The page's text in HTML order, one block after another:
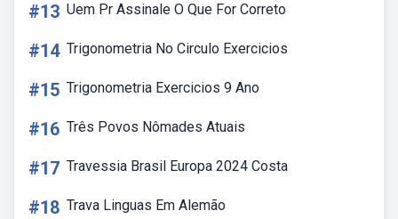
#13 Uem Pr Assinale O Que For Correto
#14 Trigonometria No Circulo Exercicios
#15 Trigonometria Exercicios 9 Ano
#16 Três Povos Nômades Atuais
#17 Travessia Brasil Europa 2024 Costa
#18 Trava Linguas Em Alemão